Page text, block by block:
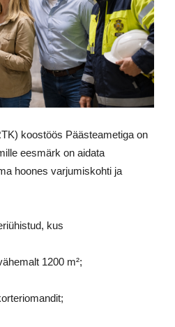
koostöös Päästeametiga on
eesmärk on aidata
hoones varjumiskohti ja
kus
1200 m²;